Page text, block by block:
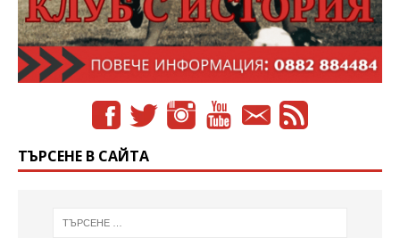
ТЪРСЕНЕ В САЙТА